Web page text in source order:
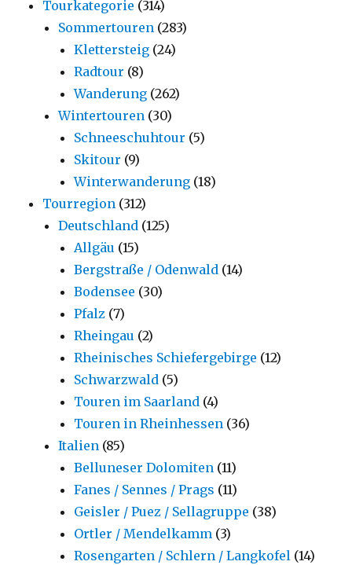
Tourkategorie (314)
Sommertouren (283)
Klettersteig (24)
Radtour (8)
Wanderung (262)
Wintertouren (30)
Schneeschuhtour (5)
Skitour (9)
Winterwanderung (18)
Tourregion (312)
Deutschland (125)
Allgäu (15)
Bergstraße / Odenwald (14)
Bodensee (30)
Pfalz (7)
Rheingau (2)
Rheinisches Schiefergebirge (12)
Schwarzwald (5)
Touren im Saarland (4)
Touren in Rheinhessen (36)
Italien (85)
Belluneser Dolomiten (11)
Fanes / Sennes / Prags (11)
Geisler / Puez / Sellagruppe (38)
Ortler / Mendelkamm (3)
Rosengarten / Schlern / Langkofel (14)